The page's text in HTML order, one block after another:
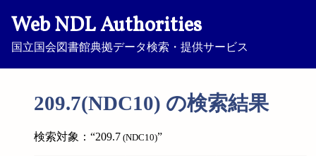
Web NDL Authorities
国立国会図書館典拠データ検索・提供サービス
209.7(NDC10) の検索結果
検索対象：“209.7 (NDC10)”